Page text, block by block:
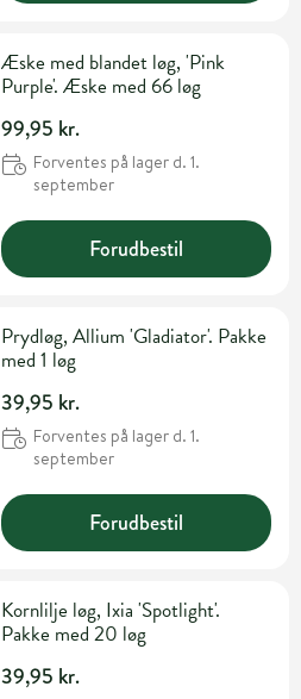
Æske med blandet løg, 'Pink
Purple'. Æske med 66 løg
99,95 kr.
Forventes på lager d. 1.
september
Forudbestil
Prydløg, Allium 'Gladiator'. Pakke
med 1 løg
39,95 kr.
Forventes på lager d. 1.
september
Forudbestil
Kornlilje løg, Ixia 'Spotlight'.
Pakke med 20 løg
39,95 kr.